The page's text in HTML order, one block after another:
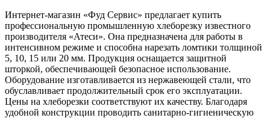
Интернет-магазин «Фуд Сервис» предлагает купить
профессиональную промышленную хлеборезку известного
производителя «Атеси». Она предназначена для работы в
интенсивном режиме и способна нарезать ломтики толщиной
5, 10, 15 или 20 мм. Продукция оснащается защитной
шторкой, обеспечивающей безопасное использование.
Оборудование изготавливается из нержавеющей стали, что
обуславливает продолжительный срок его эксплуатации.
Цены на хлеборезки соответствуют их качеству. Благодаря
удобной конструкции проводить санитарно-гигиеническую